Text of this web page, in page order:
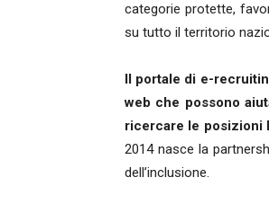
categorie protette,
su tutto il territorio
Il portale di e-
web che possono
ricercare le posizioni
2014 nasce la
dell’inclusione.